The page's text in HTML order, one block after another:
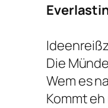
Die
Wem es
Kommt